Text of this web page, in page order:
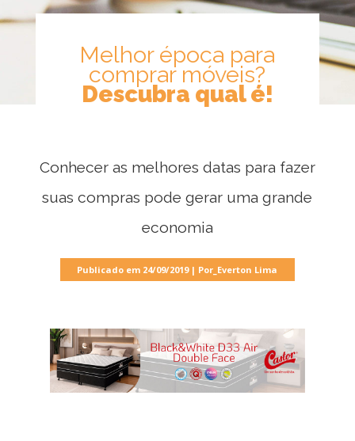
Cozinhas
Lavanderia
Quarto
Melhor época para
comprar móveis?
Descubra qual é!
Conhecer as melhores datas para fazer
suas compras pode gerar uma grande
economia
Publicado em 24/09/2019 | Por_Everton Lima